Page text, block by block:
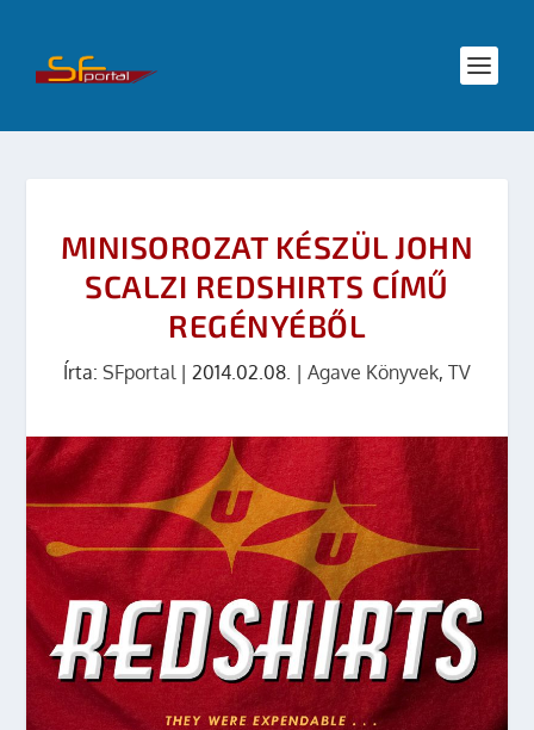
MINISOROZAT KÉSZÜL JOHN
SCALZI REDSHIRTS CÍMŰ
REGÉNYÉBŐL
Írta: SFportal| 2014.02.08. | Agave Könyvek, TV